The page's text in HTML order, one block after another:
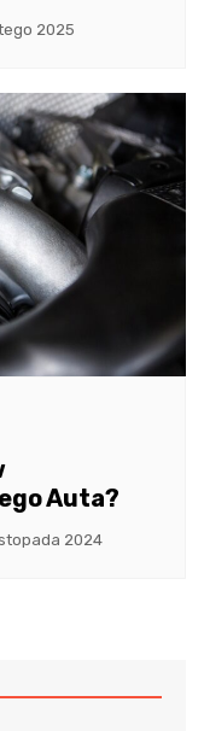
2025
Auta?
2024